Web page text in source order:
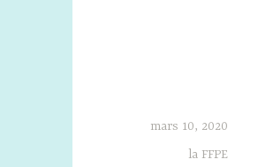
mars 10, 2020
la FFPE